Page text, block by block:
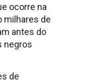
ocorre na
milhares de
antes do
negros
de